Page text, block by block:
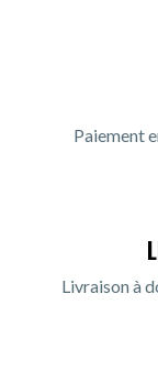
Paiement
Livraison à